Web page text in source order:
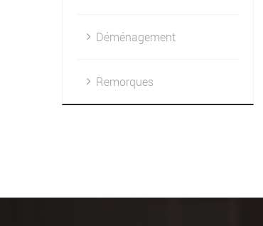
Déménagement
Remorques